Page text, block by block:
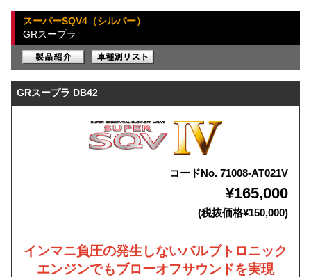
スーパーSQV4（シルバー）
GRスープラ
GRスープラ DB42
コードNo. 71008-AT021V
¥165,000
(税抜価格¥150,000)
インマニ負圧の発生しないバルブトロニック
エンジンでもブローオフサウンドを実現